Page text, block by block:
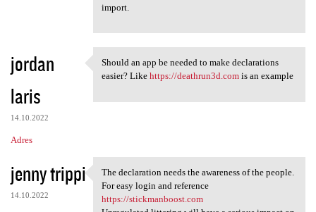
import.
jordan
laris
14.10.2022
Adres
Should an app be needed to
Should an app be needed to make declarations
easier? Like https://deathrun3d.comis an example
jenny trippi
14.10.2022
The declaration needs the
The declaration needs the awareness of the people.
For easy login and reference
https://stickmanboost.com